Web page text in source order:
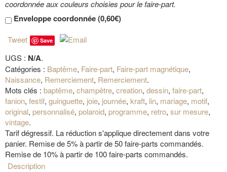
coordonnée aux couleurs choisies pour le faire-part.
Enveloppe coordonnée (0,60€)
Tweet Save
UGS : N/A.
Catégories : Baptême, Faire-part, Faire-part magnétique,
Naissance, Remerciement, Remerciement.
Mots clés : baptême, champêtre, creation, dessin, faire-part,
fanion, festif, guinguette, joie, journée, kraft, lin, mariage, motif,
original, personnalisé, polaroid, programme, retro, sur mesure,
vintage.
Tarif dégressif. La réduction s'applique directement dans votre
panier. Remise de 5% à partir de 50 faire-parts commandés.
Remise de 10% à partir de 100 faire-parts commandés.
Description